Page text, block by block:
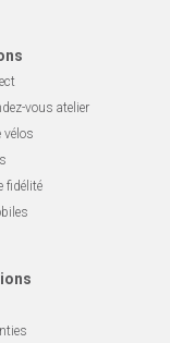
vous atelier
vélos
fidélité